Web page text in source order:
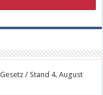
/ Stand 4. August